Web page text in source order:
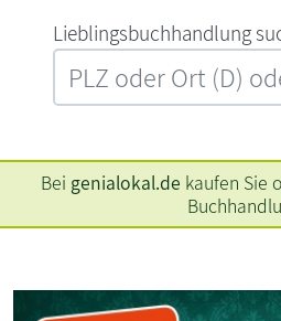
L‍i‍e‍b‍l‍i‍n‍g‍s‍b‍u‍c‍h‍h‍a‍n‍d‍l‍u‍n‍g‍
Bei genialokal.de kaufen Sie